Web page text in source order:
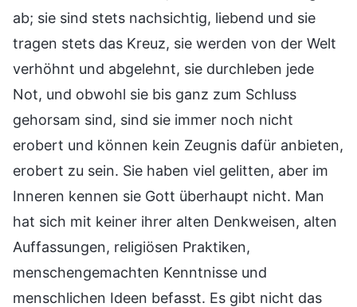
ab; sie sind stets nachsichtig, liebend und sie
tragen stets das Kreuz, sie werden von der Welt
verhöhnt und abgelehnt, sie durchleben jede
Not, und obwohl sie bis ganz zum Schluss
gehorsam sind, sind sie immer noch nicht
erobert und können kein Zeugnis dafür anbieten,
erobert zu sein. Sie haben viel gelitten, aber im
Inneren kennen sie Gott überhaupt nicht. Man
hat sich mit keiner ihrer alten Denkweisen, alten
Auffassungen, religiösen Praktiken,
menschengemachten Kenntnisse und
menschlichen Ideen befasst. Es gibt nicht das